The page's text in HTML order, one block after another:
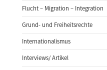
Flucht – Migration – Integration
Grund- und Freiheitsrechte
Internationalismus
Interviews/ Artikel